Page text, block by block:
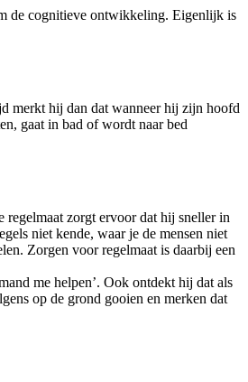
de cognitieve ontwikkeling. Eigenlijk is
merkt hij dan dat wanneer hij zijn hoofd
gaat in bad of wordt naar bed
regelmaat zorgt ervoor dat hij sneller in
niet kende, waar je de mensen niet
Zorgen voor regelmaat is daarbij een
me helpen’. Ook ontdekt hij dat als
op de grond gooien en merken dat